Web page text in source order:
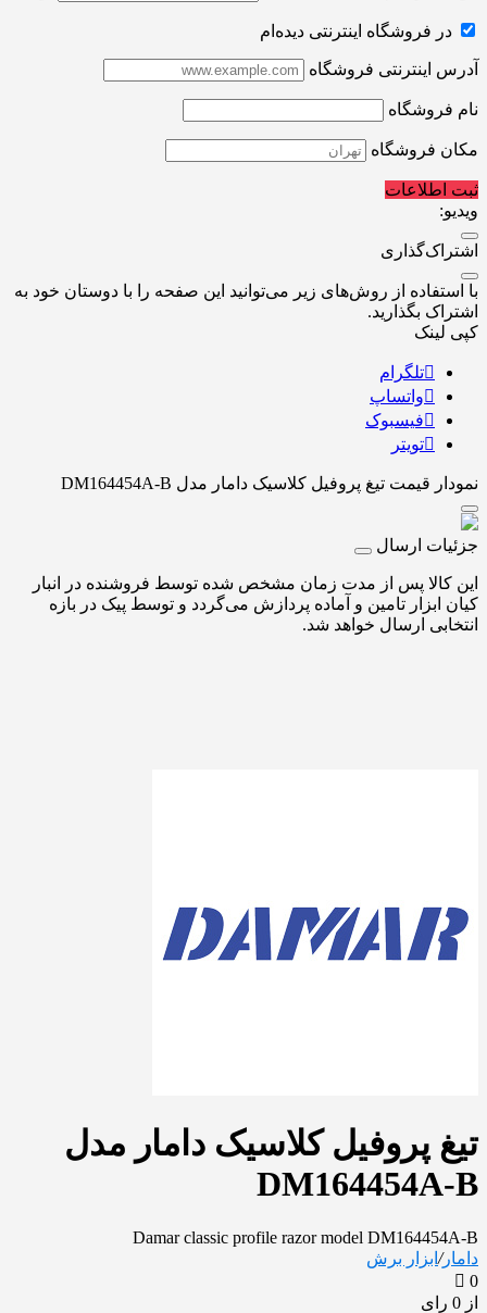
در فروشگاه اینترنتی دیده‌ام
آدرس اینترنتی فروشگاه
نام فروشگاه
مکان فروشگاه
ثبت اطلاعات
ویدیو:
اشتراک‌گذاری
با استفاده از روش‌های زیر می‌توانید این صفحه را با دوستان خود به
اشتراک بگذارید.
کپی لینک
تلگرام
واتساپ
فیسبوک
تویتر
نمودار قیمت تیغ پروفیل کلاسیک دامار مدل DM164454A-B
جزئیات ارسال
این کالا پس از مدت زمان مشخص شده توسط فروشنده در انبار
کیان ابزار تامین و آماده پردازش می‌گردد و توسط پیک در بازه
انتخابی ارسال خواهد شد.
تیغ پروفیل کلاسیک دامار مدل
DM164454A-B
Damar classic profile razor model DM164454A-B
دامار/ ابزار برش
0
از 0 رای